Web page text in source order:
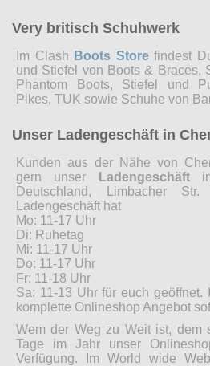
Very britisch Schuhwerk
Im Clash Boots Storefindest
und Stiefel von Boots & Braces,
Phantom Boots, Stiefel und
Pikes, TUK sowie Schuhe von
Unser Ladengeschäft in
Kunden aus der Nähe von
gern unser
Ladengeschäftin
Deutschland, Limbacher
Ladengeschäft hat
Mo: 11-17 Uhr
Di: Ruhetag
Mi: 11-17 Uhr
Do: 11-17 Uhr
Fr: 11-18 Uhr
Sa: 11-13 Uhr für euch geöffnet.
komplette Onlineshop Angebot
Wem der Weg zu Weit ist, dem
Tage im Jahr unser
Verfügung. Im World wide